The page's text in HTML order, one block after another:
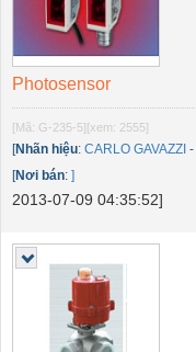
Photosensor
[Mã: G-235-5][xem: 2555]
[Nhãn hiệu: CARLO GAVAZZI -
[Nơi bán: ]
2013-07-09 04:35:52]